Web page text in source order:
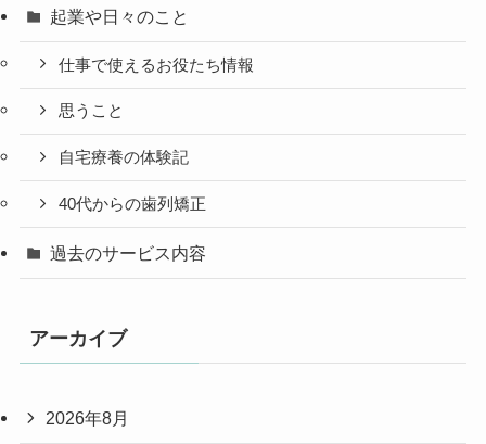
起業や日々のこと
仕事で使えるお役たち情報
思うこと
自宅療養の体験記
40代からの歯列矯正
過去のサービス内容
アーカイブ
2026年8月